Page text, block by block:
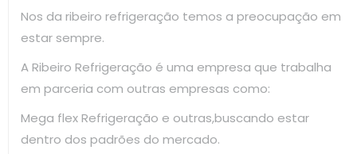
Nos da ribeiro refrigeração temos a preocupação em
estar sempre.
A Ribeiro Refrigeração é uma empresa que trabalha
em parceria com outras empresas como:
Mega flex Refrigeração e outras,buscando estar
dentro dos padrões do mercado.